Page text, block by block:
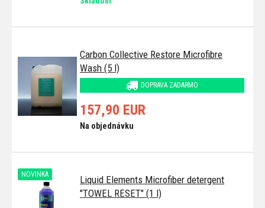
Carbon Collective Restore Microfibre
Wash (5 l)
DOPRAVA ZADARMO
157,90 EUR
Na objednávku
Liquid Elements Microfiber detergent
"TOWEL RESET" (1 l)
NOVINKA